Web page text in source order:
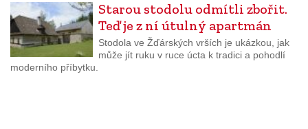
Starou stodolu odmítli zbořit.
Teď je z ní útulný apartmán
Stodola ve Žďárských vrších je ukázkou, jak
může jít ruku v ruce úcta k tradici a pohodlí
moderního příbytku.